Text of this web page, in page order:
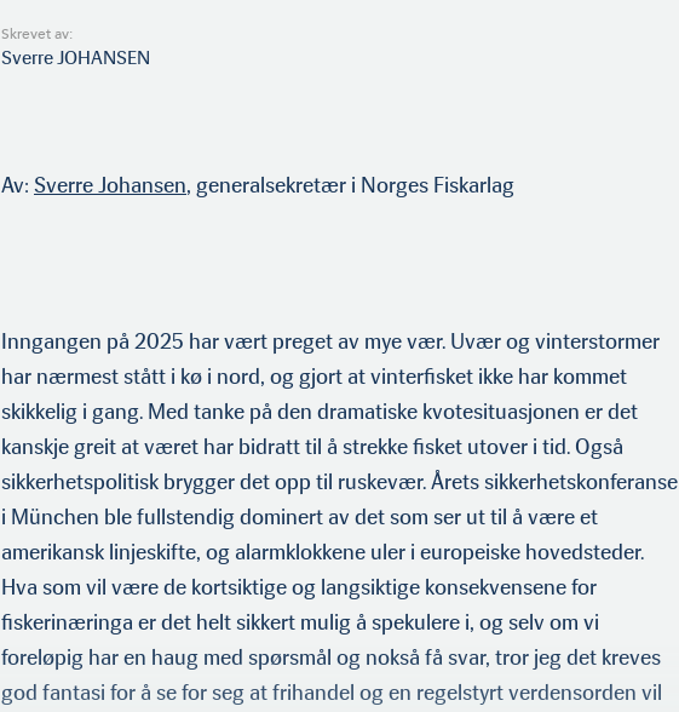
Skrevet av:
Sverre JOHANSEN
Av: Sverre Johansen, generalsekretær i Norges Fiskarlag
Inngangen på 2025 har vært preget av mye vær. Uvær og vinterstormer
har nærmest stått i kø i nord, og gjort at vinterfisket ikke har kommet
skikkelig i gang. Med tanke på den dramatiske kvotesituasjonen er det
kanskje greit at været har bidratt til å strekke fisket utover i tid. Også
sikkerhetspolitisk brygger det opp til ruskevær. Årets sikkerhetskonferanse
i München ble fullstendig dominert av det som ser ut til å være et
amerikansk linjeskifte, og alarmklokkene uler i europeiske hovedsteder.
Hva som vil være de kortsiktige og langsiktige konsekvensene for
fiskerinæringa er det helt sikkert mulig å spekulere i, og selv om vi
foreløpig har en haug med spørsmål og nokså få svar, tror jeg det kreves
god fantasi for å se for seg at frihandel og en regelstyrt verdensorden vil